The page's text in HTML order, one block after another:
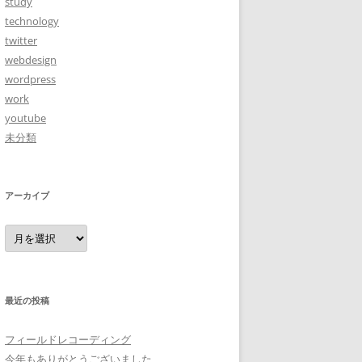
technology
twitter
webdesign
wordpress
work
youtube
未分類
アーカイブ
ア
ー
カ
最近の投稿
フィールドレコーディング
今年もありがとうございました